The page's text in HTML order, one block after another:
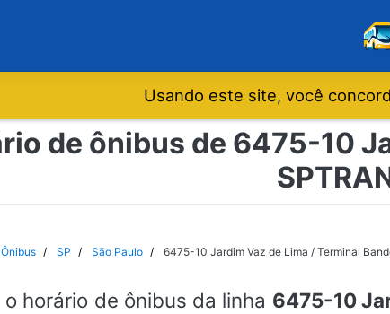
Usando este site, você
de ônibus de 6475-10
SP São Paulo 6475-10 Jardim Vaz de Lima / Terminal
o horário de ônibus da linha 6475-10